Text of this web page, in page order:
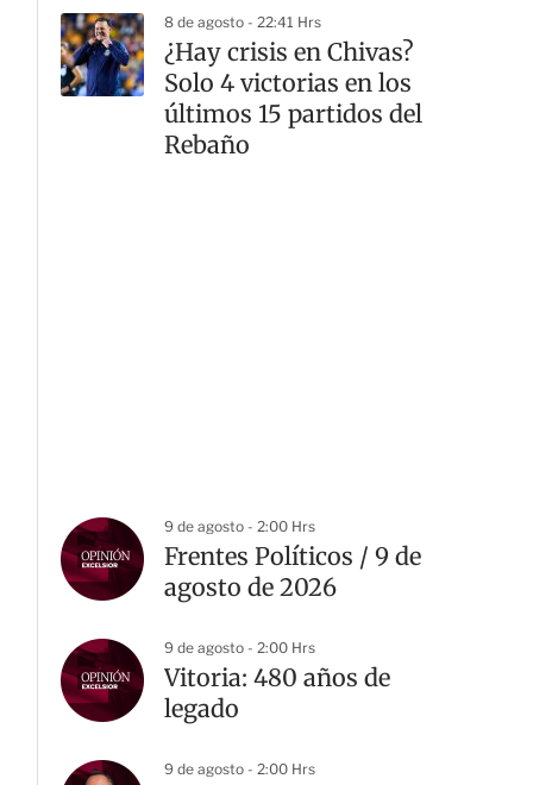
8 de agosto - 22:41 Hrs
¿Hay crisis en Chivas?
Solo 4 victorias en los
últimos 15 partidos del
Rebaño
9 de agosto - 2:00 Hrs
Frentes Políticos / 9 de
agosto de 2026
9 de agosto - 2:00 Hrs
Vitoria: 480 años de
legado
9 de agosto - 2:00 Hrs